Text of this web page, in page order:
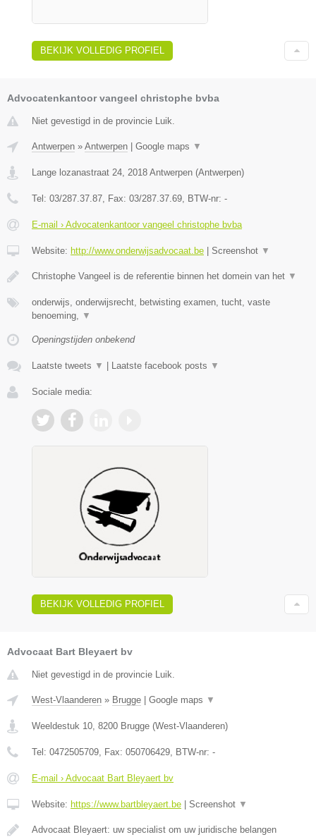
BEKIJK VOLLEDIG PROFIEL
Advocatenkantoor vangeel christophe bvba
Niet gevestigd in de provincie Luik.
Antwerpen » Antwerpen Google maps ▼
Lange lozanastraat 24 2018 Antwerpen (Antwerpen)
Tel: 03/287.37.87 , Fax: 03/287.37.69 , BTW-nr: -
E-mail › Advocatenkantoor vangeel christophe bvba
Website: http://www.onderwijsadvocaat.be Screenshot ▼
Christophe Vangeel is de referentie binnen het domein van het ▼
onderwijs, onderwijsrecht, betwisting examen, tucht, vaste
benoeming,
▼
Openingstijden onbekend
Laatste tweets ▼ Laatste facebook posts ▼
Sociale media:
BEKIJK VOLLEDIG PROFIEL
Advocaat Bart Bleyaert bv
Niet gevestigd in de provincie Luik.
West-Vlaanderen » Brugge Google maps ▼
Weeldestuk 10, 8200 Brugge (West-Vlaanderen)
Tel: 0472505709, Fax: 050706429, BTW-nr: -
E-mail › Advocaat Bart Bleyaert bv
Website: https://www.bartbleyaert.be Screenshot ▼
Advocaat Bleyaert: uw specialist om uw juridische belangen